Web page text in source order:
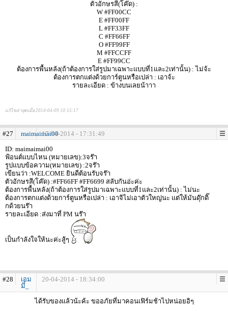
ตัวอักษรสี(โค๊ด) :
W #FF00CC
E #FF00FF
L #FF33FF
C #FF66FF
O #FF99FF
M #FFCCFF
E #FF99CC
ต้องการพื้นหลัง(ถ้าต้องการใส่รูปมาเฉพาะแบบที่1และ2เท่านั้น) : ไม่จ้ะ
ต้องการตกแต่งด้วยการ์ตูนหรือเปล่า : เอาจ้ะ
รายละเอียด : ข้างบนเลยน้าาา
แก้ไขล่าสุดเมื่อ 2014-04-09 10:15:17
#27 maimaimai0017-04-2014 - 17:31:49
ID: maimaimai00
ฟ้อนต์แบบไหน (หมายเลข):3จร๊า
รูปแบบข้อความ(หมายเลข) :2จร๊า
เขียนว่า :WELCOME ยินดีต้อนรับจร๊า
ตัวอักษรสี(โค๊ด) :#FF66FF #FF6699 สลับกันอ่ะค่ะ
ต้องการพื้นหลัง(ถ้าต้องการใส่รูปมาเฉพาะแบบที่1และ2เท่านั้น) : ไม่นะ
ต้องการตกแต่งด้วยการ์ตูนหรือเปล่า : เอาจิไม่เอาตัวใหญ่นะ แต่ให้มันดุ๊กดิ๊
กด้วยนร๊า
รายละเอียด :ส่งมาที่ PM นร๊า
เป็นกำลังใจให้นะค่ะสู้ๆ
#28
เอม
มี่_
20-04-2014 - 18:34:00
ได้รับของแล้วน้ะค้ะ ขออภัยที่มาคอนเฟิร์มช้าไปหน่อยอิๆ